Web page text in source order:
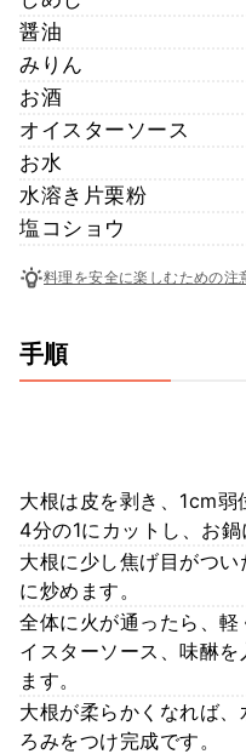
醤油
みりん
お酒
オイスターソース
お水
水溶き片栗粉
塩コショウ
料理を安全に楽しむための注
手順
大根は皮を剥き、1cm
4分の1にカットし、お鍋
大根に少し焦げ目がつ
に炒めます。
全体に火が通ったら、
イスターソース、味醂
ます。
大根が柔らかくなれば
ろみをつけ完成です。